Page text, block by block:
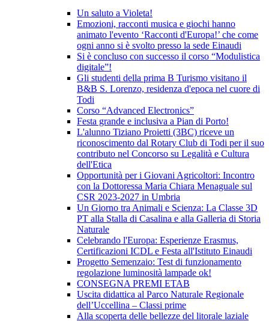
Un saluto a Violeta!
Emozioni, racconti musica e giochi hanno
animato l'evento ‘Racconti d'Europa!’ che come
ogni anno si è svolto presso la sede Einaudi
Si è concluso con successo il corso “Modulistica
digitale”!
Gli studenti della prima B Turismo visitano il
B&B S. Lorenzo, residenza d'epoca nel cuore di
Todi
Corso “Advanced Electronics”
Festa grande e inclusiva a Pian di Porto!
L'alunno Tiziano Proietti (3BC) riceve un
riconoscimento dal Rotary Club di Todi per il suo
contributo nel Concorso su Legalità e Cultura
dell'Etica
Opportunità per i Giovani Agricoltori: Incontro
con la Dottoressa Maria Chiara Menaguale sul
CSR 2023-2027 in Umbria
Un Giorno tra Animali e Scienza: La Classe 3D
PT alla Stalla di Casalina e alla Galleria di Storia
Naturale
Celebrando l'Europa: Esperienze Erasmus,
Certificazioni ICDL e Festa all'Istituto Einaudi
Progetto Semenzaio: Test di funzionamento
regolazione luminosità lampade ok!
CONSEGNA PREMI ETAB
Uscita didattica al Parco Naturale Regionale
dell’Uccellina – Classi prime
Alla scoperta delle bellezze del litorale laziale